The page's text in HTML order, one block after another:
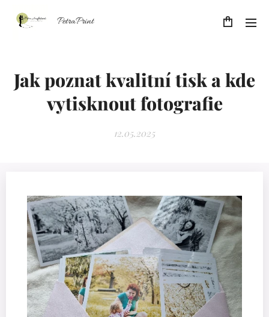
PetraPrint
Jak poznat kvalitní tisk a kde
vytisknout fotografie
12.05.2025